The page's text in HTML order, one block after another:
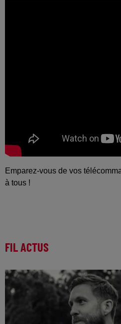
Emparez-vous de vos
à tous !
FIL ACTUS